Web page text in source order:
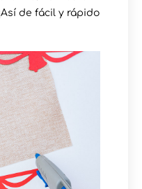
de fácil y rápido